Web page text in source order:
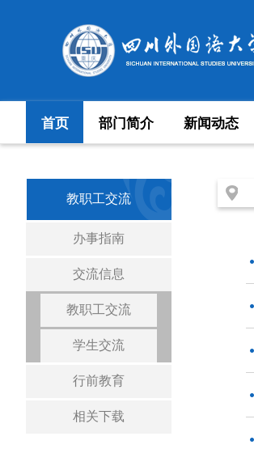
首页 部门简介 新闻动态
教职工交流
办事指南
交流信息
教职工交流
学生交流
行前教育
相关下载